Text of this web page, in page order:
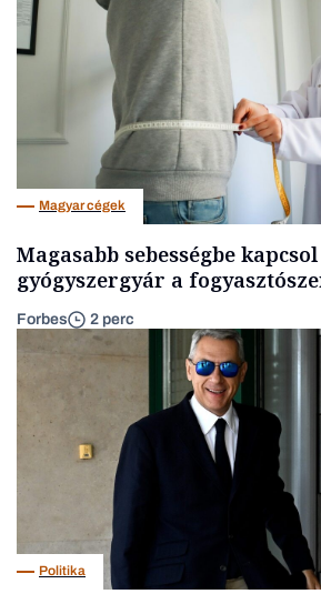
Magyar cégek
Magasabb sebességbe
gyógyszergyár a
Forbes 2 perc
Politika